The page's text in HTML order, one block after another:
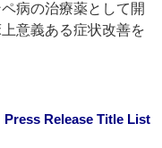
病の治療薬として開
意義ある症状改善を
Press Release Title List